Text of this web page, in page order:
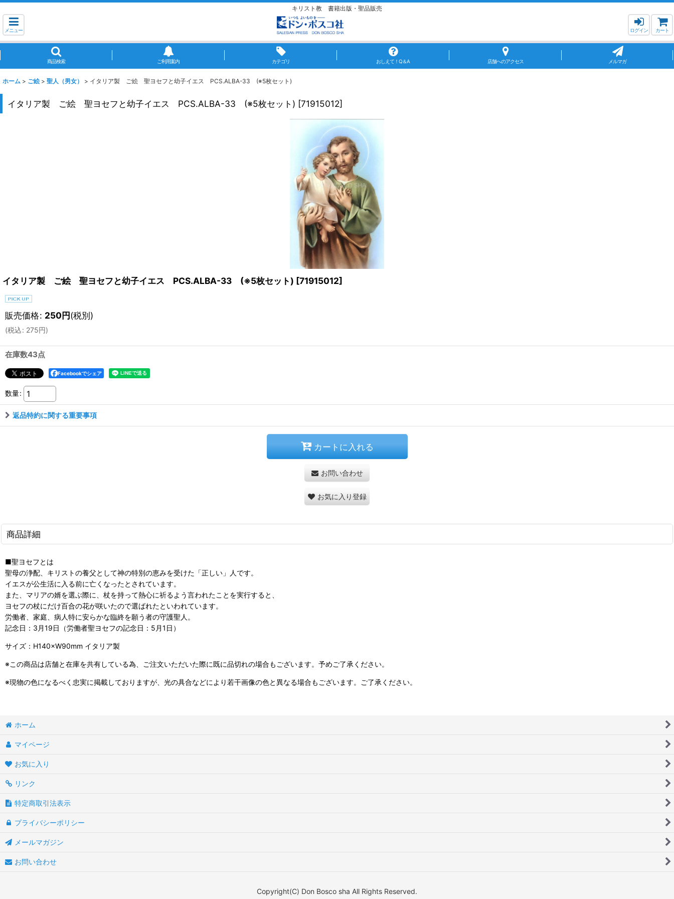
キリスト教 書籍出版・聖品販売
メニュー ログイン カート
商品検索 ご利用案内 カテゴリ おしえて！Q＆A 店舗へのアクセス メルマガ
ホーム > ご絵 > 聖人（男女） > イタリア製 ご絵 聖ヨセフと幼子イエス PCS.ALBA-33 (※5枚セット)
イタリア製 ご絵 聖ヨセフと幼子イエス PCS.ALBA-33 (※5枚セット) [71915012]
イタリア製 ご絵 聖ヨセフと幼子イエス PCS.ALBA-33 (※5枚セット) [71915012]
販売価格: 250円(税別)
(税込: 275円)
在庫数43点
Facebookでシェア
数量:
返品特約に関する重要事項
カートに入れる
お問い合わせ
お気に入り登録
商品詳細
■聖ヨセフとは
聖母の浄配、キリストの養父として神の特別の恵みを受けた「正しい」人です。
イエスが公生活に入る前に亡くなったとされています。
また、マリアの婿を選ぶ際に、杖を持って熱心に祈るよう言われたことを実行すると、
ヨセフの杖にだけ百合の花が咲いたので選ばれたといわれています。
労働者、家庭、病人特に安らかな臨終を願う者の守護聖人。
記念日：3月19日（労働者聖ヨセフの記念日：5月1日）
サイズ：H140×W90mm イタリア製
※この商品は店舗と在庫を共有している為、ご注文いただいた際に既に品切れの場合もございます。予めご了承ください。
※現物の色になるべく忠実に掲載しておりますが、光の具合などにより若干画像の色と異なる場合もございます。ご了承ください。
ホーム
マイページ
お気に入り
リンク
特定商取引法表示
プライバシーポリシー
メールマガジン
お問い合わせ
Copyright(C) Don Bosco sha All Rights Reserved.